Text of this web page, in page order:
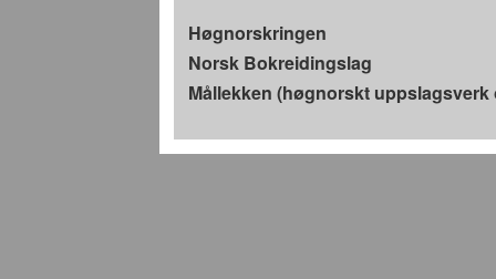
Høgnorskringen
Norsk Bokreidingslag
Mållekken (høgnorskt